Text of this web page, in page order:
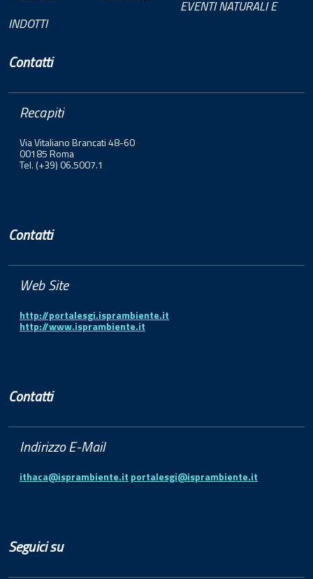
EVENTI NATURALI E
INDOTTI
Contatti
Recapiti
Via Vitaliano Brancati 48-60
00185 Roma
Tel. (+39) 06.5007.1
Contatti
Web Site
http://portalesgi.isprambiente.it
http://www.isprambiente.it
Contatti
Indirizzo E-Mail
ithaca@isprambiente.it portalesgi@isprambiente.it
Seguici su